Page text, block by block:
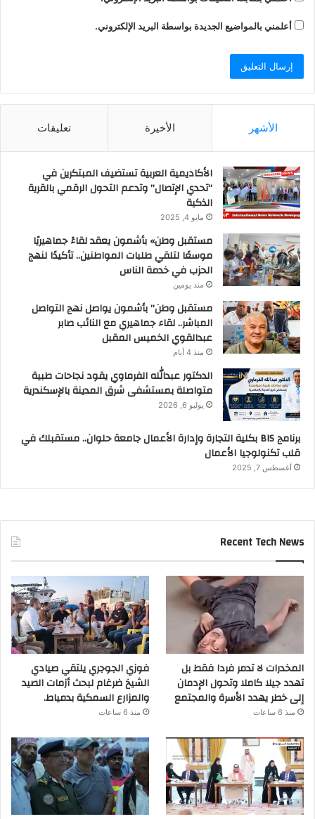
أعلمني بالمواضيع الجديدة بواسطة البريد الإلكتروني.
الأشهر الأخيرة تعليقات
الأكاديمية العربية تستضيف المبتكرين في
“تحدي الإتصال” وتدعم التحول الرقمي بالقرية
الذكية
مايو 4, 2025
مستقبل وطن» بأشمون يعقد لقاءً جماهيريًا
موسعًا لتلقي طلبات المواطنين.. تأكيدًا لنهج
الحزب في خدمة الناس
منذ يومين
مستقبل وطن” بأشمون يواصل نهج التواصل
المباشر.. لقاء جماهيري مع النائب صابر
عبدالقوي الخميس المقبل
منذ 4 أيام
الدكتور عبدالله الفرماوي يقود نجاحات طبية
متواصلة بمستشفى شرق المدينة بالإسكندرية
يوليو 6, 2026
برنامج BIS بكلية التجارة وإدارة الأعمال جامعة حلوان.. مستقبلك في
قلب تكنولوجيا الأعمال
أغسطس 7, 2025
Recent Tech News
المخدرات لا تدمر فردا فقط بل
تهدد جيلا كاملا وتحول الإدمان
إلى خطر يهدد الأسرة والمجتمع
منذ 6 ساعات
فوزي الجوجري يلتقي صيادي
الشيخ ضرغام لبحث أزمات الصيد
والمزارع السمكية بدمياط.
منذ 6 ساعات